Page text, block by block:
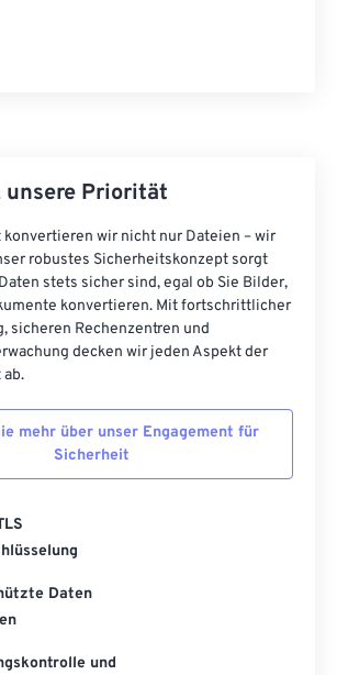
unsere Priorität
konvertieren wir nicht nur Dateien – wir
robustes Sicherheitskonzept sorgt
stets sicher sind, egal ob Sie Bilder,
konvertieren. Mit fortschrittlicher
sicheren Rechenzentren und
decken wir jeden Aspekt der
mehr über unser Engagement für
Sicherheit
Daten
und